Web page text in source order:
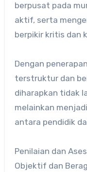
berpusat pada
aktif, serta
berpikir kritis dan
Dengan
terstruktur dan
diharapkan tidak
melainkan
antara pendidik
Penilaian dan
Objektif dan